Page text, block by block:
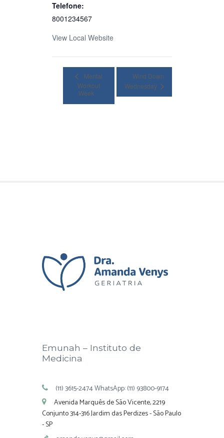
Telefone:
8001234567
View Local Website
Mental
Workout
Week
Wind Down
Wednesday
Emunah – Instituto de
Medicina
(11) 3615-2474 WhatsApp: (11) 93800-9174
Avenida Marquês de São Vicente, 2219
Conjunto 314-316 Jardim das Perdizes - São Paulo
- SP